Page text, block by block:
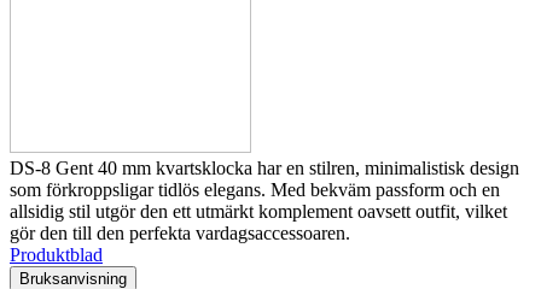
DS-8 Gent 40 mm kvartsklocka har en stilren, minimalistisk design
som förkroppsligar tidlös elegans. Med bekväm passform och en
allsidig stil utgör den ett utmärkt komplement oavsett outfit, vilket
gör den till den perfekta vardagsaccessoaren.
Produktblad
Bruksanvisning